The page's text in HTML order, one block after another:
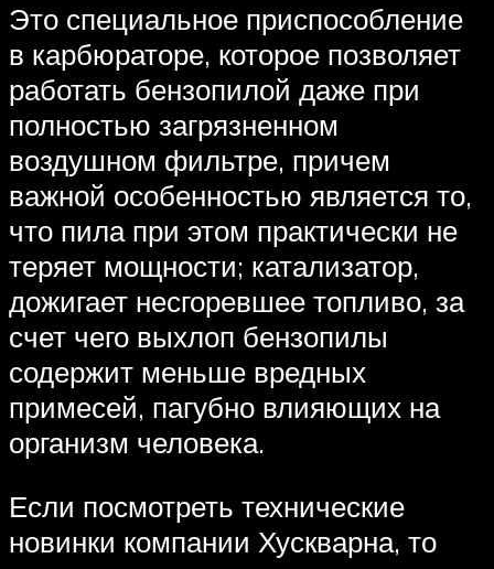
Это специальное приспособление
в карбюраторе, которое позволяет
работать бензопилой даже при
полностью загрязненном
воздушном фильтре, причем
важной особенностью является то,
что пила при этом практически не
теряет мощности; катализатор,
дожигает несгоревшее топливо, за
счет чего выхлоп бензопилы
содержит меньше вредных
примесей, пагубно влияющих на
организм человека.
Если посмотреть технические
новинки компании Хускварна, то